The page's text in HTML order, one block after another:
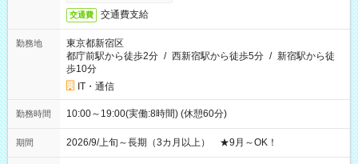
交通費 交通費支給
勤務地
東京都新宿区
都庁前駅から徒歩2分 / 西新宿駅から徒歩5分 / 新宿駅から徒
歩10分
IT・通信
勤務時間 10:00～19:00(実働:8時間) (休憩60分)
期間 2026/9/上旬～長期（3カ月以上） ★9月～OK！